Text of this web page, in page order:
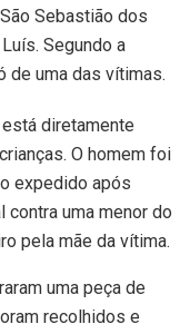
Sebastião dos
Segundo a
de uma das vítimas.
diretamente
O homem foi
expedido após
contra uma menor do
pela mãe da vítima.
uma peça de
recolhidos e